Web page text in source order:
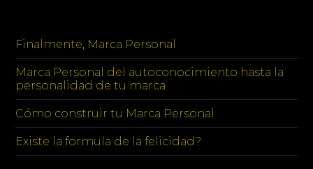
Finalmente, Marca Personal
Marca Personal del autoconocimiento hasta la
personalidad de tu marca
Cómo construir tu Marca Personal
Existe la formula de la felicidad?